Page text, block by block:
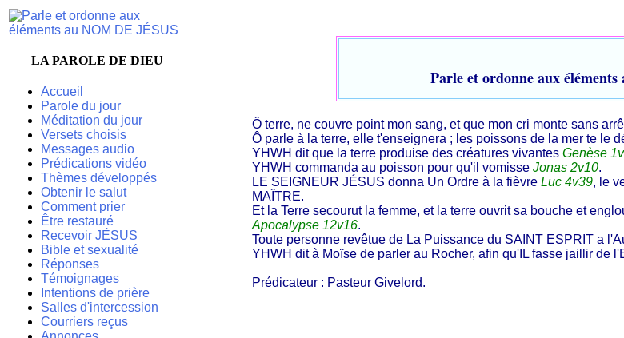
LA PAROLE DE DIEU
Accueil
Parole du jour
Méditation du jour
Versets choisis
Messages audio
Prédications vidéo
Thèmes développés
Obtenir le salut
Comment prier
Être restauré
Recevoir JÉSUS
Bible et sexualité
Réponses
Témoignages
Intentions de prière
Salles d'intercession
Courriers reçus
Parle et ordonne aux
Ô terre, ne couvre point mon sang, et que mon cri monte sans
Ô parle à la terre, elle t'enseignera ; les poissons de la mer te le
YHWH dit que la terre produise des créatures vivantes Genèse
YHWH commanda au poisson pour qu'il vomisse Jonas 2v10.
LE SEIGNEUR JÉSUS donna Un Ordre à la fièvre Luc 4v39, le
MAÎTRE.
Et la Terre secourut la femme, et la terre ouvrit sa bouche et
Apocalypse 12v16.
Toute personne revêtue de La Puissance du SAINT ESPRIT a
YHWH dit à Moïse de parler au Rocher, afin qu'IL fasse jaillir de
Prédicateur : Pasteur Givelord.